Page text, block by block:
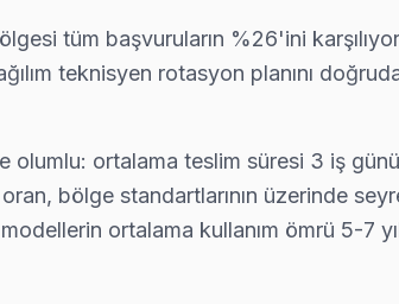
tüm başvuruların %26'ini
teknisyen rotasyon planını
ortalama teslim süresi 3 iş
bölge standartlarının üzerinde
ortalama kullanım ömrü 5-7